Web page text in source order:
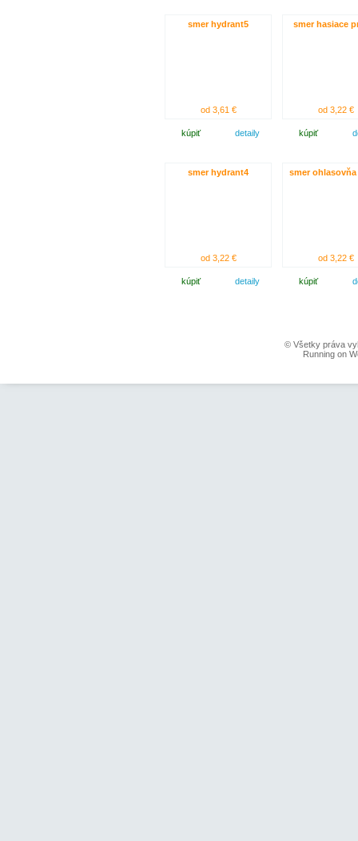
smer hydrant5
od 3,61 €
kúpiť detaily
smer hasiace
od 3,22 €
kúpiť
smer hydrant4
od 3,22 €
kúpiť detaily
smer
od 3,22 €
kúpiť
© Všetky práva
Running on